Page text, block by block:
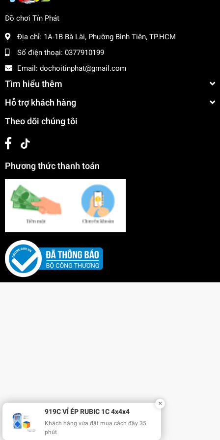
Đồ chơi Tín Phát
Địa chỉ: 1A-1B Bà Lài, Phường Bình Tiên, TP.HCM
Số điện thoại: 0377910199
Email: dochoitinphat@gmail.com
Tìm hiểu thêm
Hỗ trợ khách hàng
Theo dõi chúng tôi
Phương thức thanh toán
919C VỈ ÉP RUBIC 1C 4x4x4
Khách hàng vừa đặt mua cách đây 35
phút
✕